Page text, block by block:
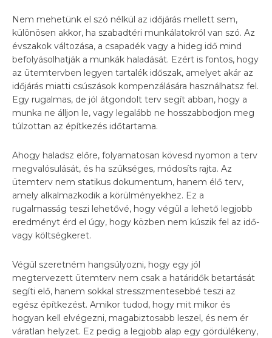
Nem mehetünk el szó nélkül az időjárás mellett sem,
különösen akkor, ha szabadtéri munkálatokról van szó. Az
évszakok változása, a csapadék vagy a hideg idő mind
befolyásolhatják a munkák haladását. Ezért is fontos, hogy
az ütemtervben legyen tartalék időszak, amelyet akár az
időjárás miatti csúszások kompenzálására használhatsz fel.
Egy rugalmas, de jól átgondolt terv segít abban, hogy a
munka ne álljon le, vagy legalább ne hosszabbodjon meg
túlzottan az építkezés időtartama.
Ahogy haladsz előre, folyamatosan kövesd nyomon a terv
megvalósulását, és ha szükséges, módosíts rajta. Az
ütemterv nem statikus dokumentum, hanem élő terv,
amely alkalmazkodik a körülményekhez. Ez a
rugalmasság teszi lehetővé, hogy végül a lehető legjobb
eredményt érd el úgy, hogy közben nem kúszik fel az idő-
vagy költségkeret.
Végül szeretném hangsúlyozni, hogy egy jól
megtervezett ütemterv nem csak a határidők betartását
segíti elő, hanem sokkal stresszmentesebbé teszi az
egész építkezést. Amikor tudod, hogy mit mikor és
hogyan kell elvégezni, magabiztosabb leszel, és nem ér
váratlan helyzet. Ez pedig a legjobb alap egy gördülékeny,